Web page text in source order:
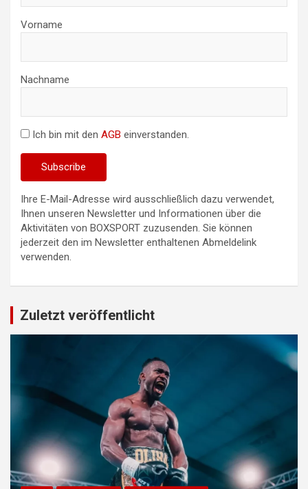
Vorname
Nachname
Ich bin mit den AGB einverstanden.
Ihre E-Mail-Adresse wird ausschließlich dazu verwendet,
Ihnen unseren Newsletter und Informationen über die
Aktivitäten von BOXSPORT zuzusenden. Sie können
jederzeit den im Newsletter enthaltenen Abmeldelink
verwenden.
Zuletzt veröffentlicht